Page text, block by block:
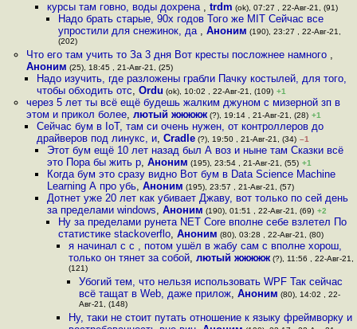
курсы там говно, воды дохрена ,trdm (ok), 07:27 , 22-Авг-21, (91)
Надо брать старые, 90х годов Того же MIT Сейчас все
упростили для снежинок, да , Аноним (190), 23:27 , 22-Авг-21,
(202)
Что его там учить то За 3 дня Вот кресты посложнее намного ,
Аноним (25), 18:45 , 21-Авг-21, (25)
Надо изучить, где разложены грабли Пачку костылей, для того,
чтобы обходить отс, Ordu (ok), 10:02 , 22-Авг-21, (109) +1
через 5 лет ты всё ещё будешь жалким джуном с мизерной зп в
этом и прикол более, лютый жжжжж(?), 19:14 , 21-Авг-21, (28) +1
Сейчас бум в IoT, там си очень нужен, от контроллеров до
драйверов под линукс, и, Cradle(?), 19:50 , 21-Авг-21, (34) –1
Этот бум ещё 10 лет назад был А воз и ныне там Сказки всё
это Пора бы жить р,Аноним (195), 23:54 , 21-Авг-21, (55) +1
Когда бум это сразу видно Вот бум в Data Science Machine
Learning А про убь,Аноним (195), 23:57 , 21-Авг-21, (57)
Дотнет уже 20 лет как убивает Джаву, вот только по сей день
за пределами windows,Аноним (190), 01:51 , 22-Авг-21, (69) +2
Ну за пределами рунета NET Core вполне себе взлетел По
статистике stackoverflo, Аноним (80), 03:28 , 22-Авг-21, (80)
я начинал с c , потом ушёл в жабу сам с вполне хорош,
только он тянет за собой, лютый жжжжж(?), 11:56 , 22-Авг-21,
(121)
Убогий тем, что нельзя использовать WPF Так сейчас
всё тащат в Web, даже прилож,Аноним (80), 14:02 , 22-
Авг-21, (148)
Ну, таки не стоит путать отношение к языку фреймворку и